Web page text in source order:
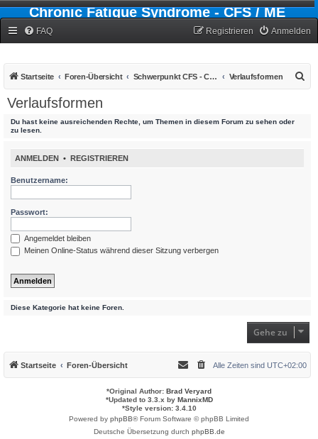
Chronic Fatigue Syndrome - CFS / ME
FAQ Anmelden
Registrieren
Startseite Foren-Übersicht Schwerpunkt CFS - Chronic-Fatigue-Syndrom Verlaufsformen
Verlaufsformen
Du hast keine ausreichenden Rechte, um Themen in diesem Forum zu sehen oder
zu lesen.
ANMELDEN • REGISTRIEREN
Benutzername:
Passwort:
Angemeldet bleiben
Meinen Online-Status während dieser Sitzung verbergen
Diese Kategorie hat keine Foren.
Gehe zu
Startseite Foren-Übersicht Alle Zeiten sind UTC+02:00
*Original Author: Brad Veryard
*Updated to 3.3.x by MannixMD
*Style version: 3.4.10
Powered by phpBB® Forum Software © phpBB Limited
Deutsche Übersetzung durch phpBB.de